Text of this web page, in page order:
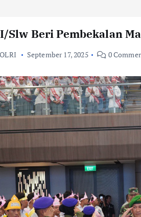
Slw Beri Pembekalan
September 17, 2025 0